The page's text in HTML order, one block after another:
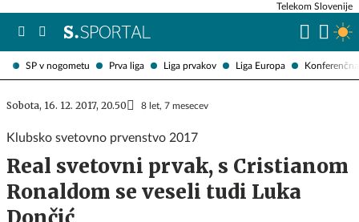
SP v nogometu Prva liga Liga prvakov Liga Europa
Telekom Slovenije
Sobota, 16. 12. 2017, 20.50 8 let, 7 mesecev
Klubsko svetovno prvenstvo 2017
Real svetovni prvak, s Cristianom
Ronaldom se veseli tudi Luka